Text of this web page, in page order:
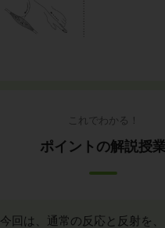
これでわかる！
ポイントの解説授
今回は、通常の反応と反射を